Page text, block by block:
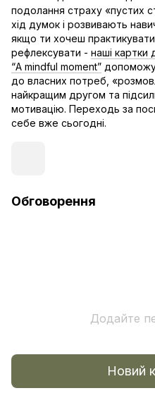
подолання страху «пустих
хід думок і розвивають
якщо ти хочеш практикувати
рефлексувати - наші картки
“A mindful moment”
до власних потреб,
найкращим другом та
мотивацію. Переходь за
себе вже сьогодні.
Обговорення
Додайте
Новий